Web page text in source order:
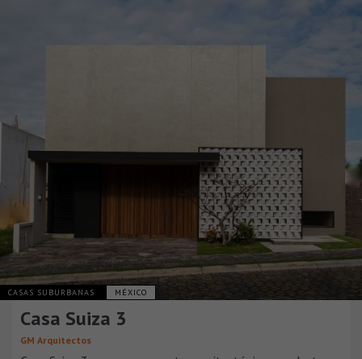
CASAS SUBURBANAS MÉXICO
Casa Suiza 3
GM Arquitectos